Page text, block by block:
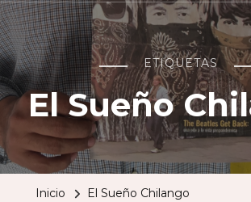
ETIQUETAS
El Sueño
Inicio El Sueño Chilango